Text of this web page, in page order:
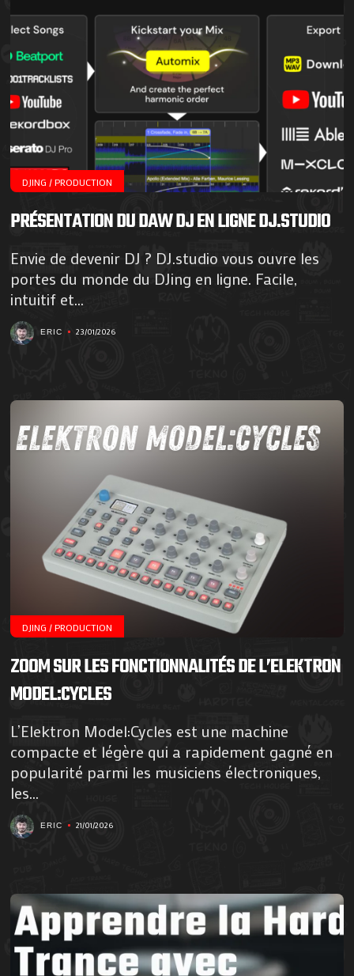
DJING / PRODUCTION
PRÉSENTATION DU DAW DJ EN LIGNE DJ.STUDIO
Envie de devenir DJ ? DJ.studio vous ouvre les
portes du monde du DJing en ligne. Facile,
intuitif et...
ERIC 23/01/2026
DJING / PRODUCTION
ZOOM SUR LES FONCTIONNALITÉS DE L’ELEKTRON
MODEL:CYCLES
L’Elektron Model:Cycles est une machine
compacte et légère qui a rapidement gagné en
popularité parmi les musiciens électroniques,
les...
ERIC 21/01/2026